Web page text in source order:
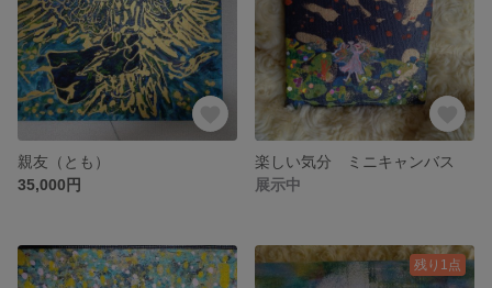
親友（とも）
35,000円
楽しい気分 ミニキャンバス
展示中
残り1点